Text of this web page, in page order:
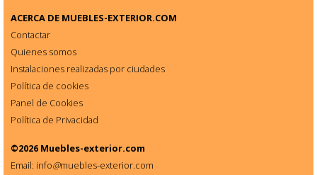
ACERCA DE MUEBLES-EXTERIOR.COM
Contactar
Quienes somos
Instalaciones realizadas por ciudades
Política de cookies
Panel de Cookies
Política de Privacidad
©2026 Muebles-exterior.com
Email: info@muebles-exterior.com